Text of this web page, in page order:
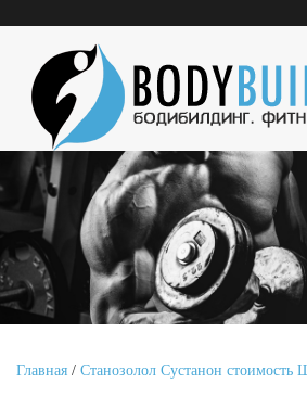
Главная / Станозолол Сустанон стоимость